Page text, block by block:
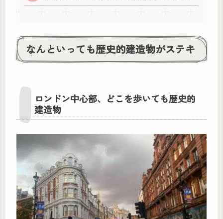
なんといっても歴史的建造物がステキ
ロンドン中心部、どこを歩いても歴史的
建造物